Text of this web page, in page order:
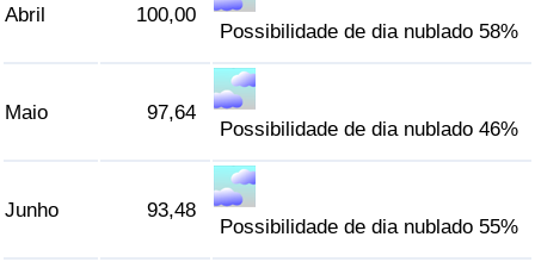
Abril 100,00
Possibilidade de dia nublado 58%
Maio 97,64
Possibilidade de dia nublado 46%
Junho 93,48
Possibilidade de dia nublado 55%
Indicador de Trânsito (Atual)
Indicador de Trânsito por País